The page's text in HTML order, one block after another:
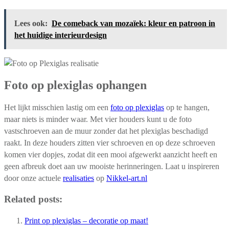
Lees ook: De comeback van mozaïek: kleur en patroon in
het huidige interieurdesign
Foto op plexiglas ophangen
Het lijkt misschien lastig om een foto op plexiglas op te hangen,
maar niets is minder waar. Met vier houders kunt u de foto
vastschroeven aan de muur zonder dat het plexiglas beschadigd
raakt. In deze houders zitten vier schroeven en op deze schroeven
komen vier dopjes, zodat dit een mooi afgewerkt aanzicht heeft en
geen afbreuk doet aan uw mooiste herinneringen. Laat u inspireren
door onze actuele realisaties op Nikkel-art.nl
Related posts:
Print op plexiglas – decoratie op maat!